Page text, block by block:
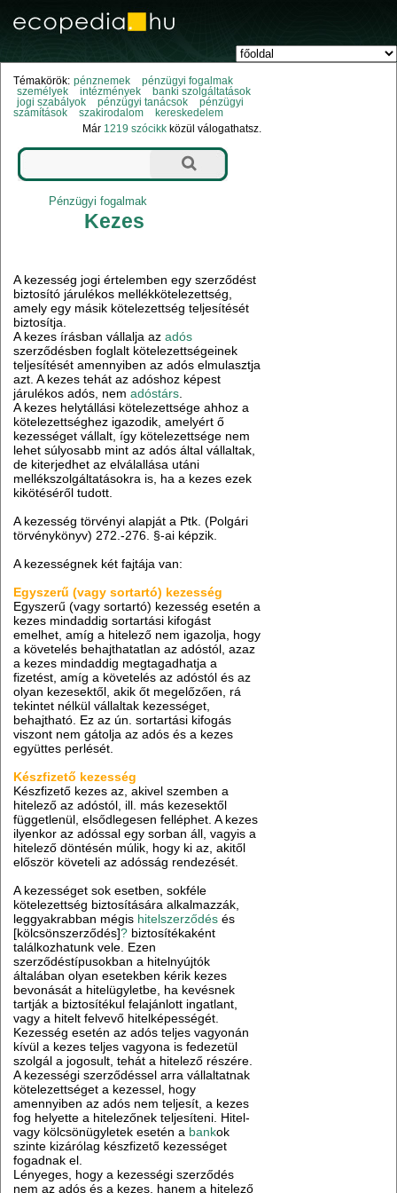
Témakörök: pénznemek
pénzügyi fogalmak
személyek
intézmények
banki szolgáltatások
jogi szabályok
pénzügyi tanácsok
pénzügyi
számítások
szakirodalom
kereskedelem
Már 1219 szócikk közül válogathatsz.
Pénzügyi fogalmak
Kezes
A kezesség jogi értelemben egy szerződést
biztosító járulékos mellékkötelezettség,
amely egy másik kötelezettség teljesítését
biztosítja.
A kezes írásban vállalja azadós
szerződésben foglalt kötelezettségeinek
teljesítését amennyiben az adós elmulasztja
azt. A kezes tehát az adóshoz képest
járulékos adós, nemadóstárs
A kezes helytállási kötelezettsége ahhoz a
kötelezettséghez igazodik, amelyért ő
kezességet vállalt, így kötelezettsége nem
lehet súlyosabb mint az adós által vállaltak,
de kiterjedhet az elválallása utáni
mellékszolgáltatásokra is, ha a kezes ezek
kikötéséről tudott.
A kezesség törvényi alapját a Ptk. (Polgári
törvénykönyv) 272.-276. §-ai képzik.
A kezességnek két fajtája van:
Egyszerű (vagy sortartó) kezesség
Egyszerű (vagy sortartó) kezesség esetén a
kezes mindaddig sortartási kifogást
emelhet, amíg a hitelező nem igazolja, hogy
a követelés behajthatatlan az adóstól, azaz
a kezes mindaddig megtagadhatja a
fizetést, amíg a követelés az adóstól és az
olyan kezesektől, akik őt megelőzően, rá
tekintet nélkül vállaltak kezességet,
behajtható. Ez az ún. sortartási kifogás
viszont nem gátolja az adós és a kezes
együttes perlését.
Készfizető kezesség
Készfizető kezes az, akivel szemben a
hitelező az adóstól, ill. más kezesektől
függetlenül, elsődlegesen felléphet. A kezes
ilyenkor az adóssal egy sorban áll, vagyis a
hitelező döntésén múlik, hogy ki az, akitől
először követeli az adósság rendezését.
A kezességet sok esetben, sokféle
kötelezettség biztosítására alkalmazzák,
leggyakrabban mégis hitelszerződés és
[kölcsönszerződés]? biztosítékaként
találkozhatunk vele. Ezen
szerződéstípusokban a hitelnyújtók
általában olyan esetekben kérik kezes
bevonását a hitelügyletbe, ha kevésnek
tartják a biztosítékul felajánlott ingatlant,
vagy a hitelt felvevő hitelképességét.
Kezesség esetén az adós teljes vagyonán
kívül a kezes teljes vagyona is fedezetül
szolgál a jogosult, tehát a hitelező részére.
A kezességi szerződéssel arra vállaltatnak
kötelezettséget a kezessel, hogy
amennyiben az adós nem teljesít, a kezes
fog helyette a hitelezőnek teljesíteni. Hitel-
vagy kölcsönügyletek esetén a bankok
szinte kizárólag készfizető kezességet
fogadnak el.
Lényeges, hogy a kezességi szerződés
nem az adós és a kezes, hanem a hitelező